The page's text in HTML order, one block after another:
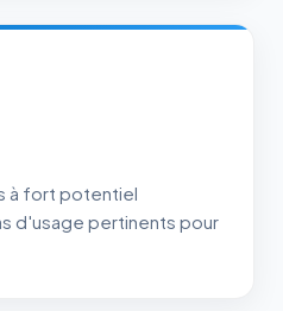
à fort potentiel
d'usage pertinents pour